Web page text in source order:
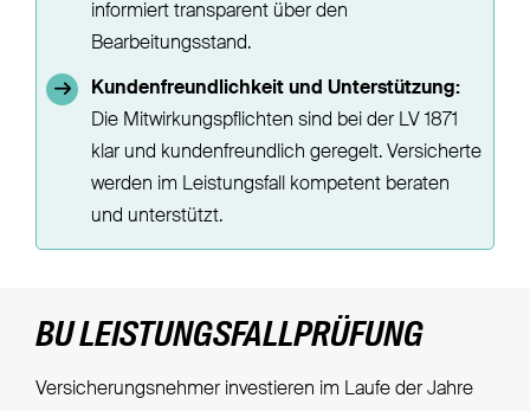
informiert transparent über den
Bearbeitungsstand.
Kundenfreundlichkeit und Unterstützung:
Die Mitwirkungspflichten sind bei der LV 1871
klar und kundenfreundlich geregelt. Versicherte
werden im Leistungsfall kompetent beraten
und unterstützt.
BU LEISTUNGSFALLPRÜFUNG
Versicherungsnehmer investieren im Laufe der Jahre